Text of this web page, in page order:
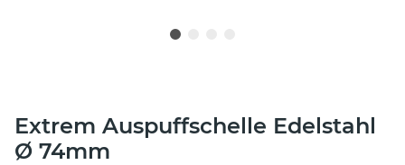
Extrem Auspuffschelle Edelstahl
Ø 74mm